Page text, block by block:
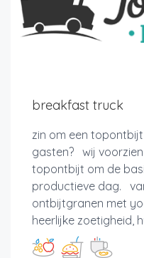
breakfast truck
zin om een
gasten? wij
topontbijt om de
productieve dag.
ontbijtgranen met
heerlijke zoetigheid,